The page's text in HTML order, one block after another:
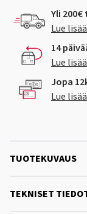
Yli
Lue
14
Lue
Jopa
Lue
TUOTEKUVAUS
TEKNISET